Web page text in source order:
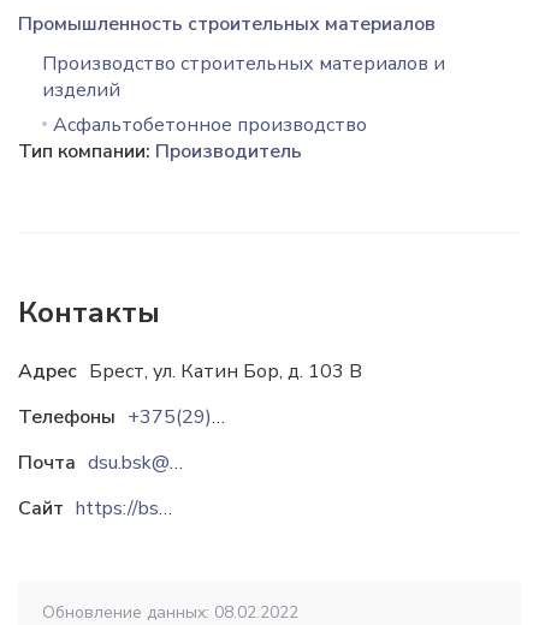
Промышленность строительных материалов
Производство строительных материалов и
изделий
Асфальтобетонное производство
Тип компании: Производитель
Контакты
Адрес Брест, ул. Катин Бор, д. 103 В
Телефоны
+375(29)6417720
Почта
dsu.bsk@stim.by
Сайт
https://bsk.stim.by
Обновление данных: 08.02.2022